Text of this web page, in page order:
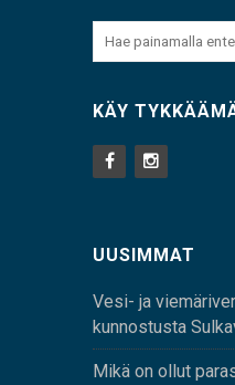
KÄY
UUSIMMAT
Vesi- ja
kunnostusta
Mikä on ollut